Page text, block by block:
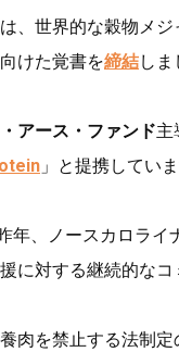
、世界的な穀物メジ
けた覚書を締結しま
アース・ファンド主
」と提携していま
年、ノースカロラ
に対する継続的な
肉を禁止する法制